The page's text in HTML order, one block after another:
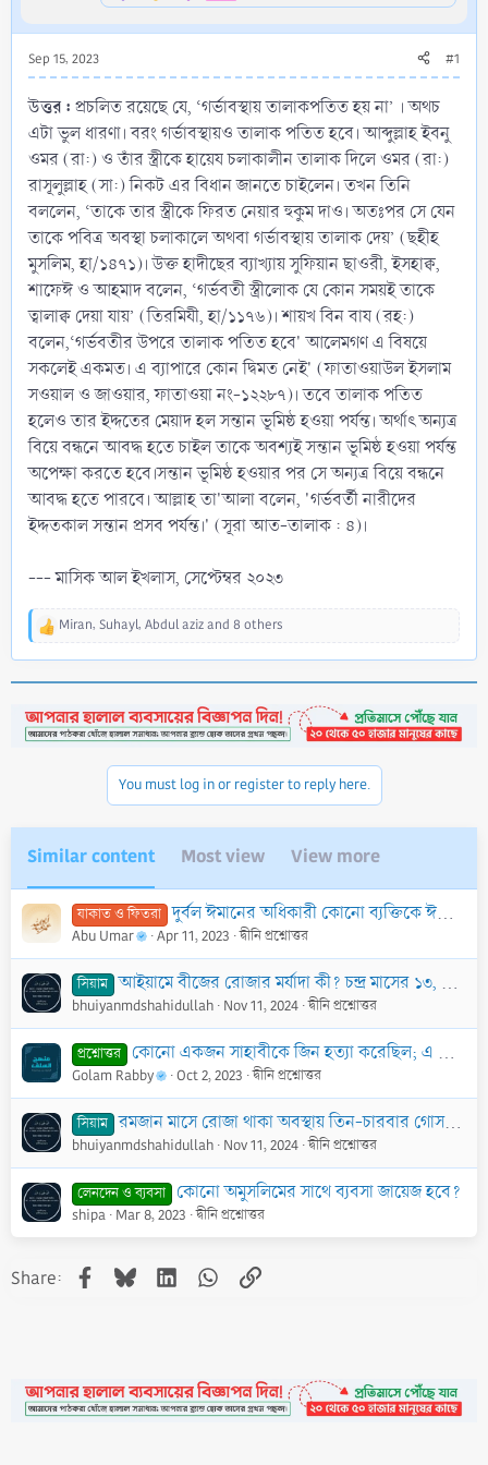
Sep 15, 2023 #1
উত্তর : প্রচলিত রয়েছে যে, ‘গর্ভাবস্থায় তালাকপতিত হয় না’ । অথচ
এটা ভুল ধারণা। বরং গর্ভাবস্থায়ও তালাক পতিত হবে। আব্দুল্লাহ ইবনু
ওমর (রা:) ও তাঁর স্ত্রীকে হায়েয চলাকালীন তালাক দিলে ওমর (রা:)
রাসূলুল্লাহ (সা:) নিকট এর বিধান জানতে চাইলেন। তখন তিনি
বললেন, ‘তাকে তার স্ত্রীকে ফিরত নেয়ার হুকুম দাও। অতঃপর সে যেন
তাকে পবিত্র অবস্থা চলাকালে অথবা গর্ভাবস্থায় তালাক দেয়’ (ছহীহ
মুসলিম, হা/১৪৭১)। উক্ত হাদীছের ব্যাখ্যায় সুফিয়ান ছাওরী, ইসহাক্ব,
শাফেঈ ও আহমাদ বলেন, ‘গর্ভবতী স্ত্রীলোক যে কোন সময়ই তাকে
ত্বালাক্ব দেয়া যায়’ (তিরমিযী, হা/১১৭৬)। শায়খ বিন বায (রহ:)
বলেন,‘গর্ভবতীর উপরে তালাক পতিত হবে' আলেমগণ এ বিষয়ে
সকলেই একমত। এ ব্যাপারে কোন দ্বিমত নেই' (ফাতাওয়াউল ইসলাম
সওয়াল ও জাওয়ার, ফাতাওয়া নং-১২২৮৭)। তবে তালাক পতিত
হলেও তার ইদ্দতের মেয়াদ হল সন্তান ভূমিষ্ঠ হওয়া পর্যন্ত। অর্থাৎ অন্যত্র
বিয়ে বন্ধনে আবদ্ধ হতে চাইল তাকে অবশ্যই সন্তান ভূমিষ্ঠ হওয়া পর্যন্ত
অপেক্ষা করতে হবে।সন্তান ভূমিষ্ঠ হওয়ার পর সে অন্যত্র বিয়ে বন্ধনে
আবদ্ধ হতে পারবে। আল্লাহ তা'আলা বলেন, 'গর্ভবর্তী নারীদের
ইদ্দতকাল সন্তান প্রসব পর্যন্ত।' (সূরা আত-তালাক : ৪)।
--- মাসিক আল ইখলাস, সেপ্টেম্বর ২০২৩
R
t
i
Miran, Suhayl, Abdul azizand 8 others
You must log in or register to reply here.
Similar content Most view View more
যাকাত ও ফিতরা দুর্বল ঈমানের অধিকারী কোনো ব্যক্তিকে ঈমান শক্তিশালী করার জন্য যাকাত দেওয়া যাবে কী? সে কিন্তু কোনো এলাকার নেতা বা সরদার নয়।
Abu Umar Apr 11, 2023 দ্বীনি প্রশ্নোত্তর
সিয়াম আইয়ামে বীজের রোজার মর্যাদা কী? চন্দ্র মাসের ১৩, ১৪ ও ১৫ তারিখে না রাখতে পারলে কি মাসের যে কোনো দিন রাখা যাবে?
bhuiyanmdshahidullah Nov 11, 2024 দ্বীনি প্রশ্নোত্তর
প্রশ্নোত্তর কোনো একজন সাহাবীকে জিন হত্যা করেছিল; এ কথা কি সত্য?
Golam Rabby Oct 2, 2023 দ্বীনি প্রশ্নোত্তর
সিয়াম রমজান মাসে রোজা থাকা অবস্থায় তিন-চারবার গোসল দিলে কি রোজার কোনো ক্ষতি হবে?
bhuiyanmdshahidullah Nov 11, 2024 দ্বীনি প্রশ্নোত্তর
লেনদেন ও ব্যবসা কোনো অমুসলিমের সাথে ব্যবসা জায়েজ হবে?
shipa Mar 8, 2023 দ্বীনি প্রশ্নোত্তর
Share: Facebook
BlueskyLinkedInWhatsApp
Link